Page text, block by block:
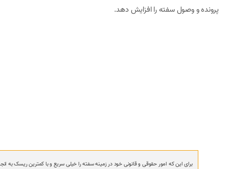
پرونده و وصول سفته را افزایش دهد.
برای این که امور حقوقی و قانونی خود در زمینه سفته را خیلی سریع و با کمترین ریسک به